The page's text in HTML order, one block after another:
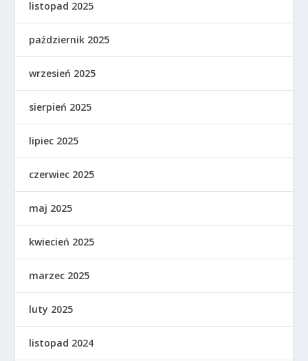
listopad 2025
październik 2025
wrzesień 2025
sierpień 2025
lipiec 2025
czerwiec 2025
maj 2025
kwiecień 2025
marzec 2025
luty 2025
listopad 2024